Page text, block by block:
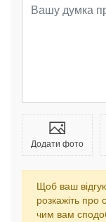
Додати фото
Щоб ваш
розкажіть про
чим вам